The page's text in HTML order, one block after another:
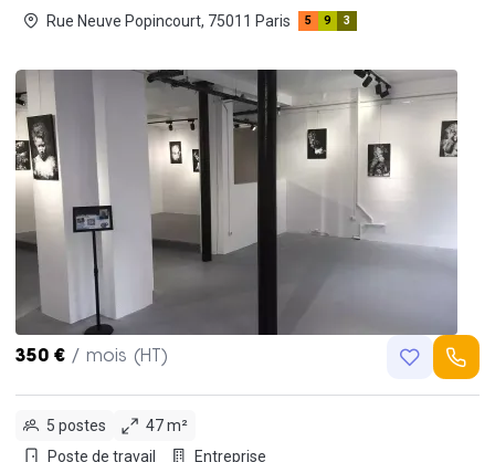
Rue Neuve Popincourt, 75011 Paris
5 9 3
350 € / mois (HT)
5 postes
47 m²
Poste de travail
Entreprise